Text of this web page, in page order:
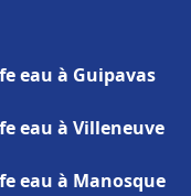
eau à Guipavas
eau à Villeneuve
eau à Manosque